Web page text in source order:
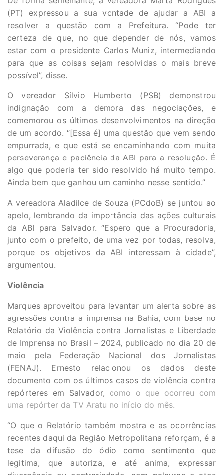
(PT) expressou a sua vontade de ajudar a ABI a
resolver a questão com a Prefeitura. “Pode ter
certeza de que, no que depender de nós, vamos
estar com o presidente Carlos Muniz, intermediando
para que as coisas sejam resolvidas o mais breve
possível”, disse.
O vereador Sílvio Humberto (PSB) demonstrou
indignação com a demora das negociações, e
comemorou os últimos desenvolvimentos na direção
de um acordo. “[Essa é] uma questão que vem sendo
empurrada, e que está se encaminhando com muita
perseverança e paciência da ABI para a resolução. É
algo que poderia ter sido resolvido há muito tempo.
Ainda bem que ganhou um caminho nesse sentido.”
A vereadora Aladilce de Souza (PCdoB) se juntou ao
apelo, lembrando da importância das ações culturais
da ABI para Salvador. “Espero que a Procuradoria,
junto com o prefeito, de uma vez por todas, resolva,
porque os objetivos da ABI interessam à cidade”,
argumentou.
Violência
Marques aproveitou para levantar um alerta sobre as
agressões contra a imprensa na Bahia, com base no
Relatório da Violência contra Jornalistas e Liberdade
de Imprensa no Brasil – 2024, publicado no dia 20 de
maio pela Federação Nacional dos Jornalistas
(FENAJ). Ernesto relacionou os dados deste
documento com os últimos casos de violência contra
repórteres em Salvador, como o que ocorreu com
uma repórter da TV Aratu no início do mês.
“O que o Relatório também mostra e as ocorrências
recentes daqui da Região Metropolitana reforçam, é a
tese da difusão do ódio como sentimento que
legitima, que autoriza, e até anima, expressar